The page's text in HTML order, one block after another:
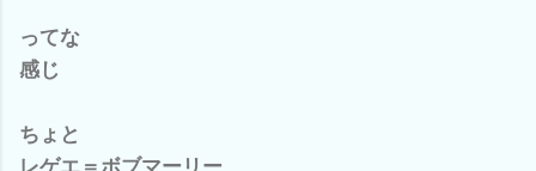
ってな
感じ
ちょと
レゲエ＝ボブマーリー